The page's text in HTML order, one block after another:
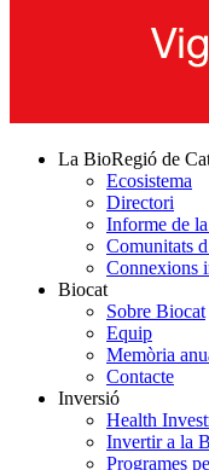
La BioRegió de
Ecosistema
Directori
Informe de
Comunitats
Connexions
Biocat
Sobre Biocat
Equip
Memòria
Contacte
Inversió
Health
Invertir a la
Programes